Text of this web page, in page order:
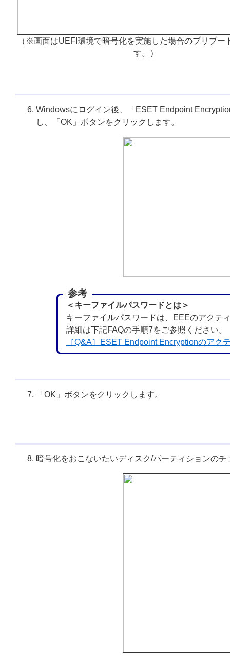
（※画面はUEFI環境で暗号化を実施した場合のプリブー
す。）
Windowsにログイン後、「ESET Endpoint
し、「OK」ボタンをクリックします。
参考
＜キーファイルパスワードとは＞
キーファイルパスワードは、EEEのアクテ
詳細は下記FAQの手順7をご参照ください。
［Q&A］ESET Endpoint Encryptionのアク
「OK」ボタンをクリックします。
暗号化をおこないたいディスク/パーティションの